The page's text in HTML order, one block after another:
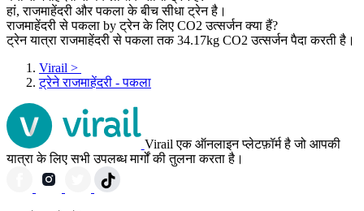
हां, राजमाहेंदरी और पकला के बीच सीधा ट्रेन है।
राजमाहेंदरी से पकला by ट्रेन के लिए CO2 उत्सर्जन क्या हैं?
ट्रेन यात्रा राजमाहेंदरी से पकला तक 34.17kg CO2 उत्सर्जन पैदा करती है।
Virail >
ट्रेने राजमाहेंदरी - पकला
Virail एक ऑनलाइन प्लेटफ़ॉर्म है जो आपकी
यात्रा के लिए सभी उपलब्ध मार्गों की तुलना करता है।